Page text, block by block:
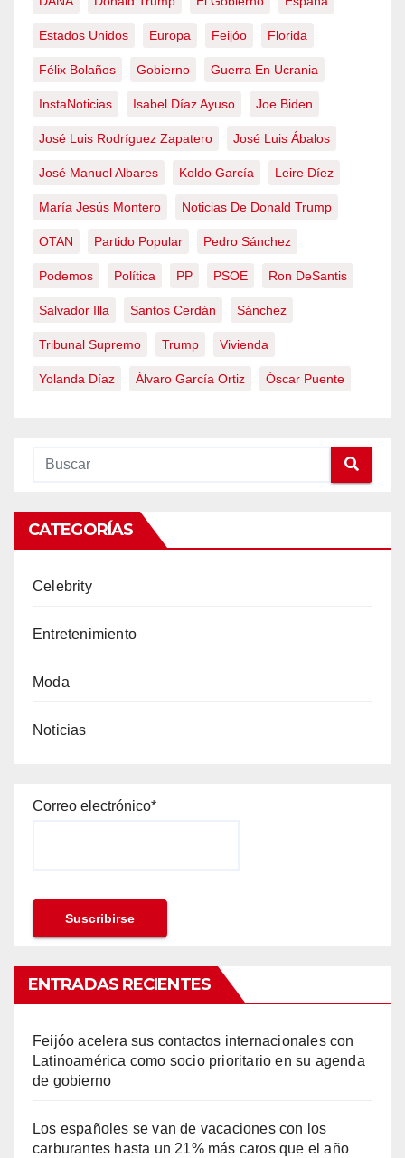
Estados Unidos Europa Feijóo Florida
Félix Bolaños Gobierno Guerra En Ucrania
InstaNoticias Isabel Díaz Ayuso Joe Biden
José Luis Rodríguez Zapatero José Luis Ábalos
José Manuel Albares Koldo García Leire Díez
María Jesús Montero Noticias De Donald Trump
OTAN Partido Popular Pedro Sánchez
Podemos Política PP PSOE Ron DeSantis
Salvador Illa Santos Cerdán Sánchez
Tribunal Supremo Trump Vivienda
Yolanda Díaz Álvaro García Ortiz Óscar Puente
CATEGORÍAS
Celebrity
Entretenimiento
Moda
Noticias
Correo electrónico*
ENTRADAS RECIENTES
Feijóo acelera sus contactos internacionales con
Latinoamérica como socio prioritario en su agenda
de gobierno
Los españoles se van de vacaciones con los
carburantes hasta un 21% más caros que el año